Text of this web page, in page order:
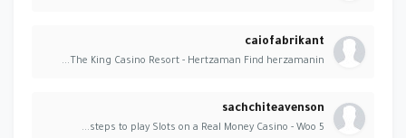
caiofabrikant
The King Casino Resort - Hertzaman Find herzamanin...
sachchiteavenson
5 steps to play Slots on a Real Money Casino - Woo...